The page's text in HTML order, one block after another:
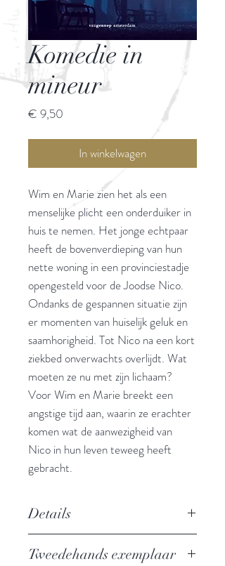
Komedie in
mineur
€ 9,50
In winkelwagen
Wim en Marie zien het als een
menselijke plicht een onderduiker in
huis te nemen. Het jonge echtpaar
heeft de bovenverdieping van hun
nette woning in een provinciestadje
opengesteld voor de Joodse Nico.
Ondanks de gespannen situatie zijn
er momenten van huiselijk geluk en
saamhorigheid. Tot Nico na een kort
ziekbed onverwachts overlijdt. Wat
moeten ze nu met zijn lichaam?
Voor Wim en Marie breekt een
angstige tijd aan, waarin ze erachter
komen wat de aanwezigheid van
Nico in hun leven teweeg heeft
gebracht.
Details
Uitgever: Van Gennep
Tweedehands exemplaar